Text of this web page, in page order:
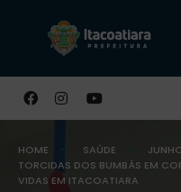
HOME SAÚDE
TORCIDAS DOS BUMBÁS EM
VIDAS EM ITACOATIARA
Buscar